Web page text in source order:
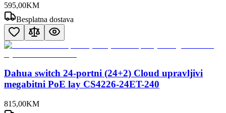
595,00KM
Besplatna dostava
Dahua switch 24-portni (24+2) Cloud upravljivi
megabitni PoE lay CS4226-24ET-240
815,00KM